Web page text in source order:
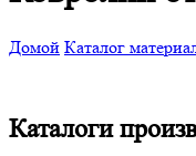
Домой Каталог
Каталоги